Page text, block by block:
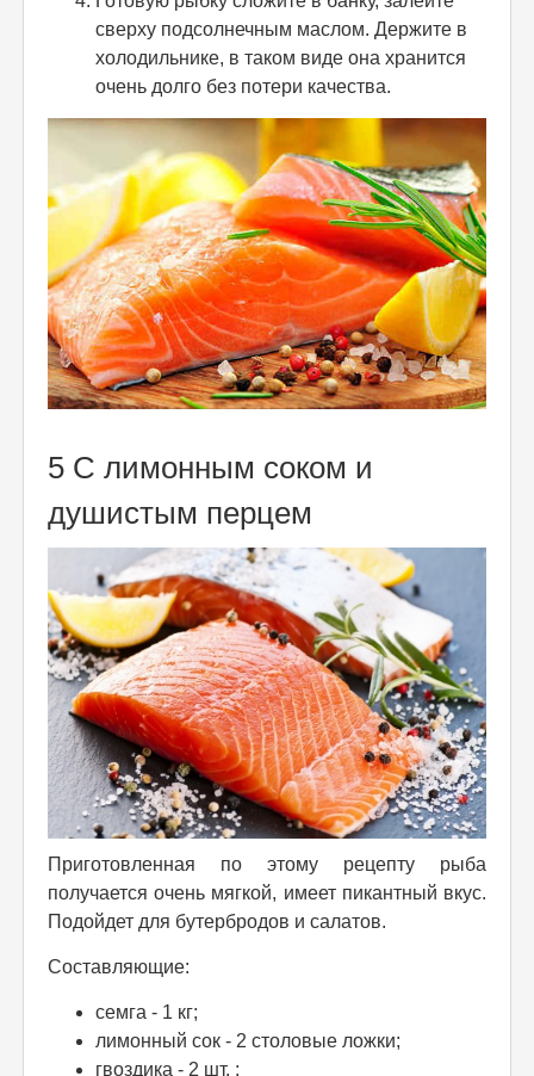
сверху подсолнечным маслом. Держите в
холодильнике, в таком виде она хранится
очень долго без потери качества.
5 С лимонным соком и
душистым перцем
Приготовленная по этому рецепту рыба
получается очень мягкой, имеет пикантный вкус.
Подойдет для бутербродов и салатов.
Составляющие:
семга - 1 кг;
лимонный сок - 2 столовые ложки;
гвоздика - 2 шт. ;